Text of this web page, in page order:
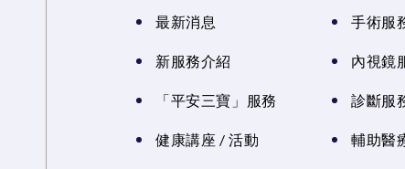
最新消息
新服務介紹
「平安三寶」服務
健康講座 / 活動
手術服
內視鏡
診斷服
輔助醫